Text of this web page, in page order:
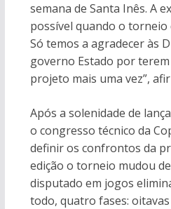
semana de Santa Inês. A
possível quando o torneio
Só temos a agradecer às
governo Estado por
projeto mais uma vez”,
Após a solenidade de
o congresso técnico da
definir os confrontos da
edição o torneio mudou
disputado em jogos
todo, quatro fases: